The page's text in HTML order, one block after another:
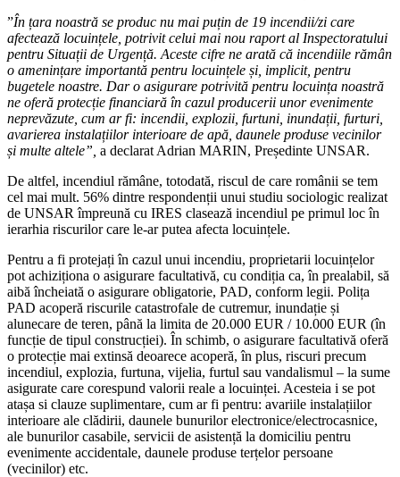
”În țara noastră se produc nu mai puțin de 19 incendii/zi care
afectează locuințele, potrivit celui mai nou raport al Inspectoratului
pentru Situații de Urgență. Aceste cifre ne arată că incendiile rămân
o amenințare importantă pentru locuințele și, implicit, pentru
bugetele noastre. Dar o asigurare potrivită pentru locuința noastră
ne oferă protecție financiară în cazul producerii unor evenimente
neprevăzute, cum ar fi: incendii, explozii, furtuni, inundații, furturi,
avarierea instalațiilor interioare de apă, daunele produse vecinilor
și multe altele”, a declarat Adrian MARIN, Președinte UNSAR.
De altfel, incendiul rămâne, totodată, riscul de care românii se tem
cel mai mult. 56% dintre respondenții unui studiu sociologic realizat
de UNSAR împreună cu IRES clasează incendiul pe primul loc în
ierarhia riscurilor care le-ar putea afecta locuințele.
Pentru a fi protejați în cazul unui incendiu, proprietarii locuințelor
pot achiziționa o asigurare facultativă, cu condiția ca, în prealabil, să
aibă încheiată o asigurare obligatorie, PAD, conform legii. Polița
PAD acoperă riscurile catastrofale de cutremur, inundație și
alunecare de teren, până la limita de 20.000 EUR / 10.000 EUR (în
funcție de tipul construcției). În schimb, o asigurare facultativă oferă
o protecție mai extinsă deoarece acoperă, în plus, riscuri precum
incendiul, explozia, furtuna, vijelia, furtul sau vandalismul – la sume
asigurate care corespund valorii reale a locuinței. Acesteia i se pot
atașa si clauze suplimentare, cum ar fi pentru: avariile instalațiilor
interioare ale clădirii, daunele bunurilor electronice/electrocasnice,
ale bunurilor casabile, servicii de asistență la domiciliu pentru
evenimente accidentale, daunele produse terțelor persoane
(vecinilor) etc.